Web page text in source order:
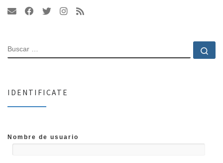
BUSCAR
IDENTIFICATE
Nombre de usuario